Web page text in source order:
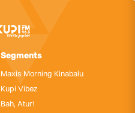
Segments
Maxis Morning Kinabalu
Kupi Vibez
Bah, Atur!